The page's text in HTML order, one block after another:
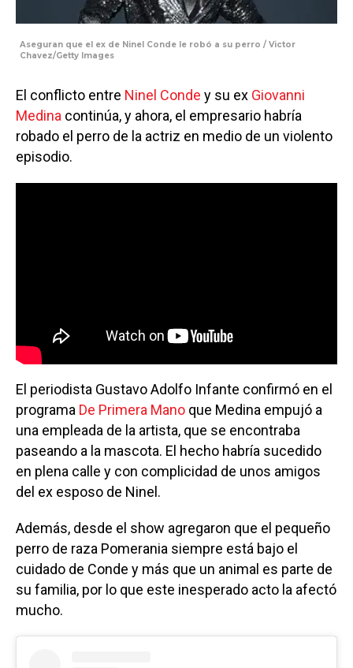
Aseguran que el ex de Ninel Conde le robó a su perro / Victor
Chavez/Getty Images
El conflicto entre Ninel Conde y su ex Giovanni
Medina continúa, y ahora, el empresario habría
robado el perro de la actriz en medio de un violento
episodio.
El periodista Gustavo Adolfo Infante confirmó en el
programa De Primera Mano que Medina empujó a
una empleada de la artista, que se encontraba
paseando a la mascota. El hecho habría sucedido
en plena calle y con complicidad de unos amigos
del ex esposo de Ninel.
Además, desde el show agregaron que el pequeño
perro de raza Pomerania siempre está bajo el
cuidado de Conde y más que un animal es parte de
su familia, por lo que este inesperado acto la afectó
mucho.